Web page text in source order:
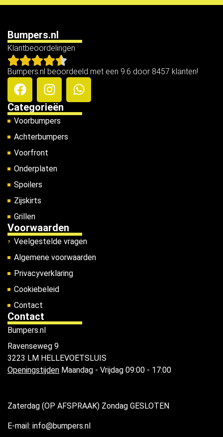
Bumpers.nl
Klantbeoordelingen
Bumpers.nl beoordeeld met een 9.6 door 8457 klanten!
Categorieën
Voorbumpers
Achterbumpers
Voorfront
Onderplaten
Spoilers
Zijskirts
Grillen
Voorwaarden
Veelgestelde vragen
Algemene voorwaarden
Privacyverklaring
Cookiebeleid
Contact
Contact
Bumpers.nl
Ravenseweg 9
3223 LM HELLEVOETSLUIS
Openingstijden Maandag - Vrijdag 09:00 - 17:00
Zaterdag (OP AFSPRAAK) Zondag GESLOTEN
E-mail: info@bumpers.nl